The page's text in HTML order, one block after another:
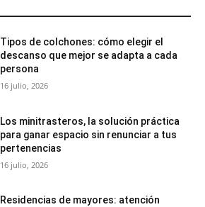
Tipos de colchones: cómo elegir el
descanso que mejor se adapta a cada
persona
16 julio, 2026
Los minitrasteros, la solución práctica
para ganar espacio sin renunciar a tus
pertenencias
16 julio, 2026
Residencias de mayores: atención